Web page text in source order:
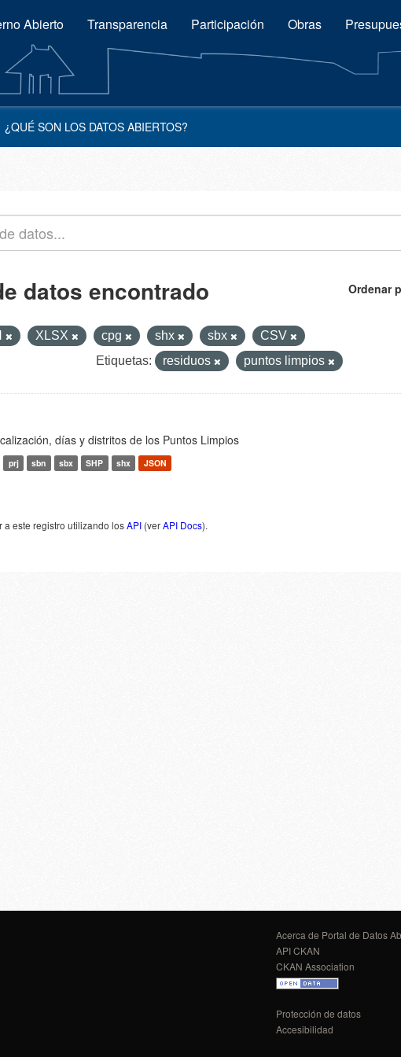
Abierto Transparencia Participación Obras
¿QUÉ SON LOS DATOS ABIERTOS?
Ordenar
datos encontrado
XLSX cpg shx sbx
CSV
Etiquetas:
residuos puntos limpios
días y distritos de los Puntos Limpios
prj sbn sbx SHP shx JSON
a este registro utilizando losAPI (verAPI Docs).
Acerca de Portal de Datos
API CKAN
CKAN Association
Protección de datos
Accesibilidad